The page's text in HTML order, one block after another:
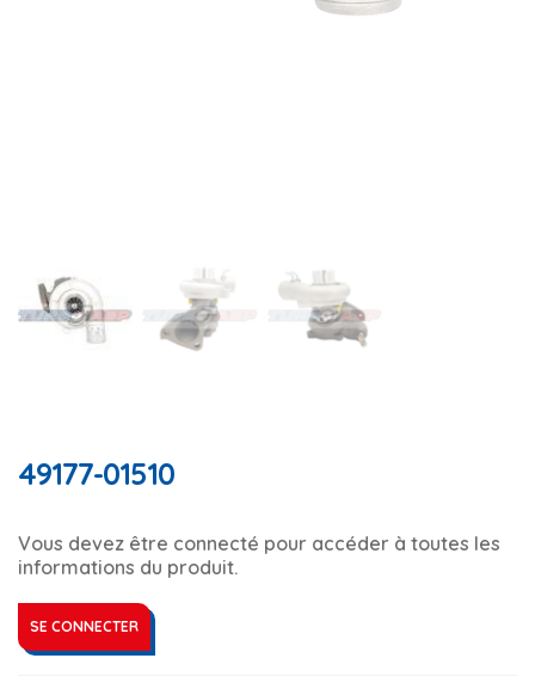
49177-01510
Vous devez être connecté pour accéder à toutes les
informations du produit.
SE CONNECTER